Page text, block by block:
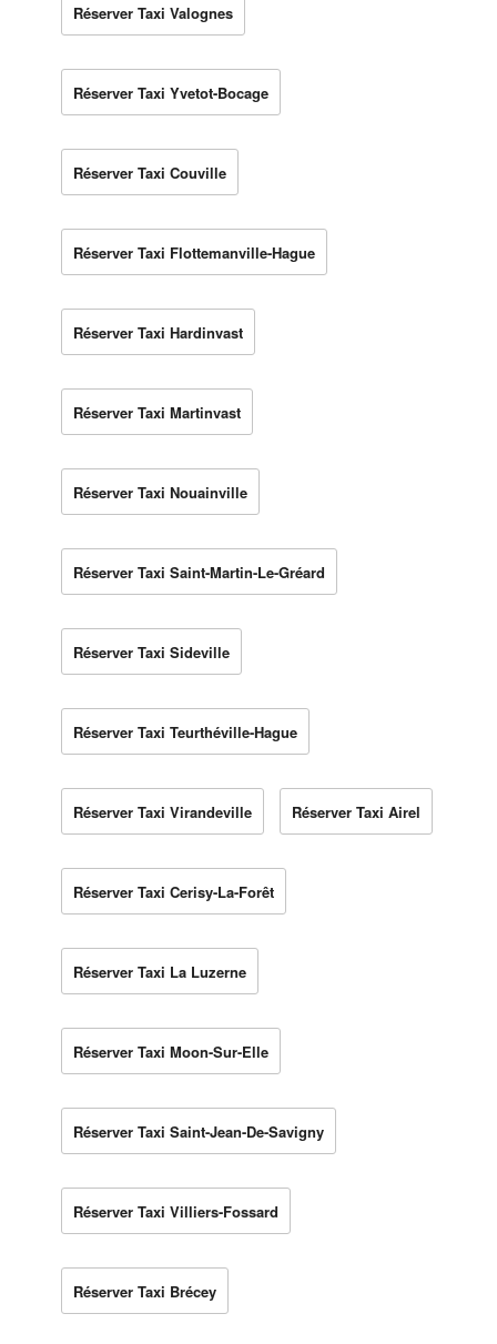
Réserver Taxi Valognes
Réserver Taxi Yvetot-Bocage
Réserver Taxi Couville
Réserver Taxi Flottemanville-Hague
Réserver Taxi Hardinvast
Réserver Taxi Martinvast
Réserver Taxi Nouainville
Réserver Taxi Saint-Martin-Le-Gréard
Réserver Taxi Sideville
Réserver Taxi Teurthéville-Hague
Réserver Taxi Virandeville Réserver Taxi Airel
Réserver Taxi Cerisy-La-Forêt
Réserver Taxi La Luzerne
Réserver Taxi Moon-Sur-Elle
Réserver Taxi Saint-Jean-De-Savigny
Réserver Taxi Villiers-Fossard
Réserver Taxi Brécey